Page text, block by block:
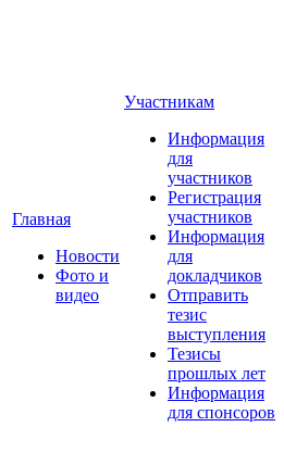
Главная
Новости
Фото и
видео
Участникам
Информация
для
участников
Регистрация
участников
Информация
для
докладчиков
Отправить
тезис
выступления
Тезисы
прошлых лет
Информация
для спонсоров